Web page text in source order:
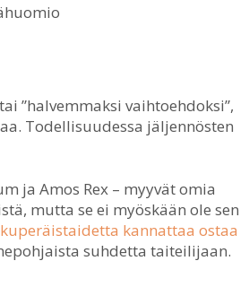
”halvemmaksi vaihtoehdoksi”,
Todellisuudessa jäljennösten
ja Amos Rex – myyvät omia
mutta se ei myöskään ole sen
kannattaa ostaa
suhdetta taiteilijaan.